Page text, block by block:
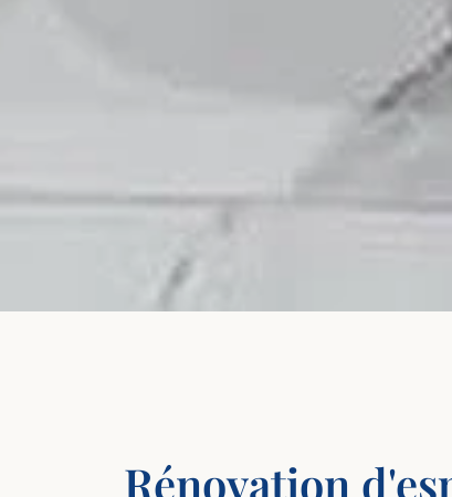
Rénovation